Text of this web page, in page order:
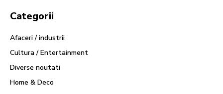
Categorii
Afaceri / industrii
Cultura / Entertainment
Diverse noutati
Home & Deco